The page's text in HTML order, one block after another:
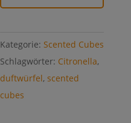
Kategorie: Scented Cubes
Schlagwörter: Citronella,
duftwürfel, scented
cubes